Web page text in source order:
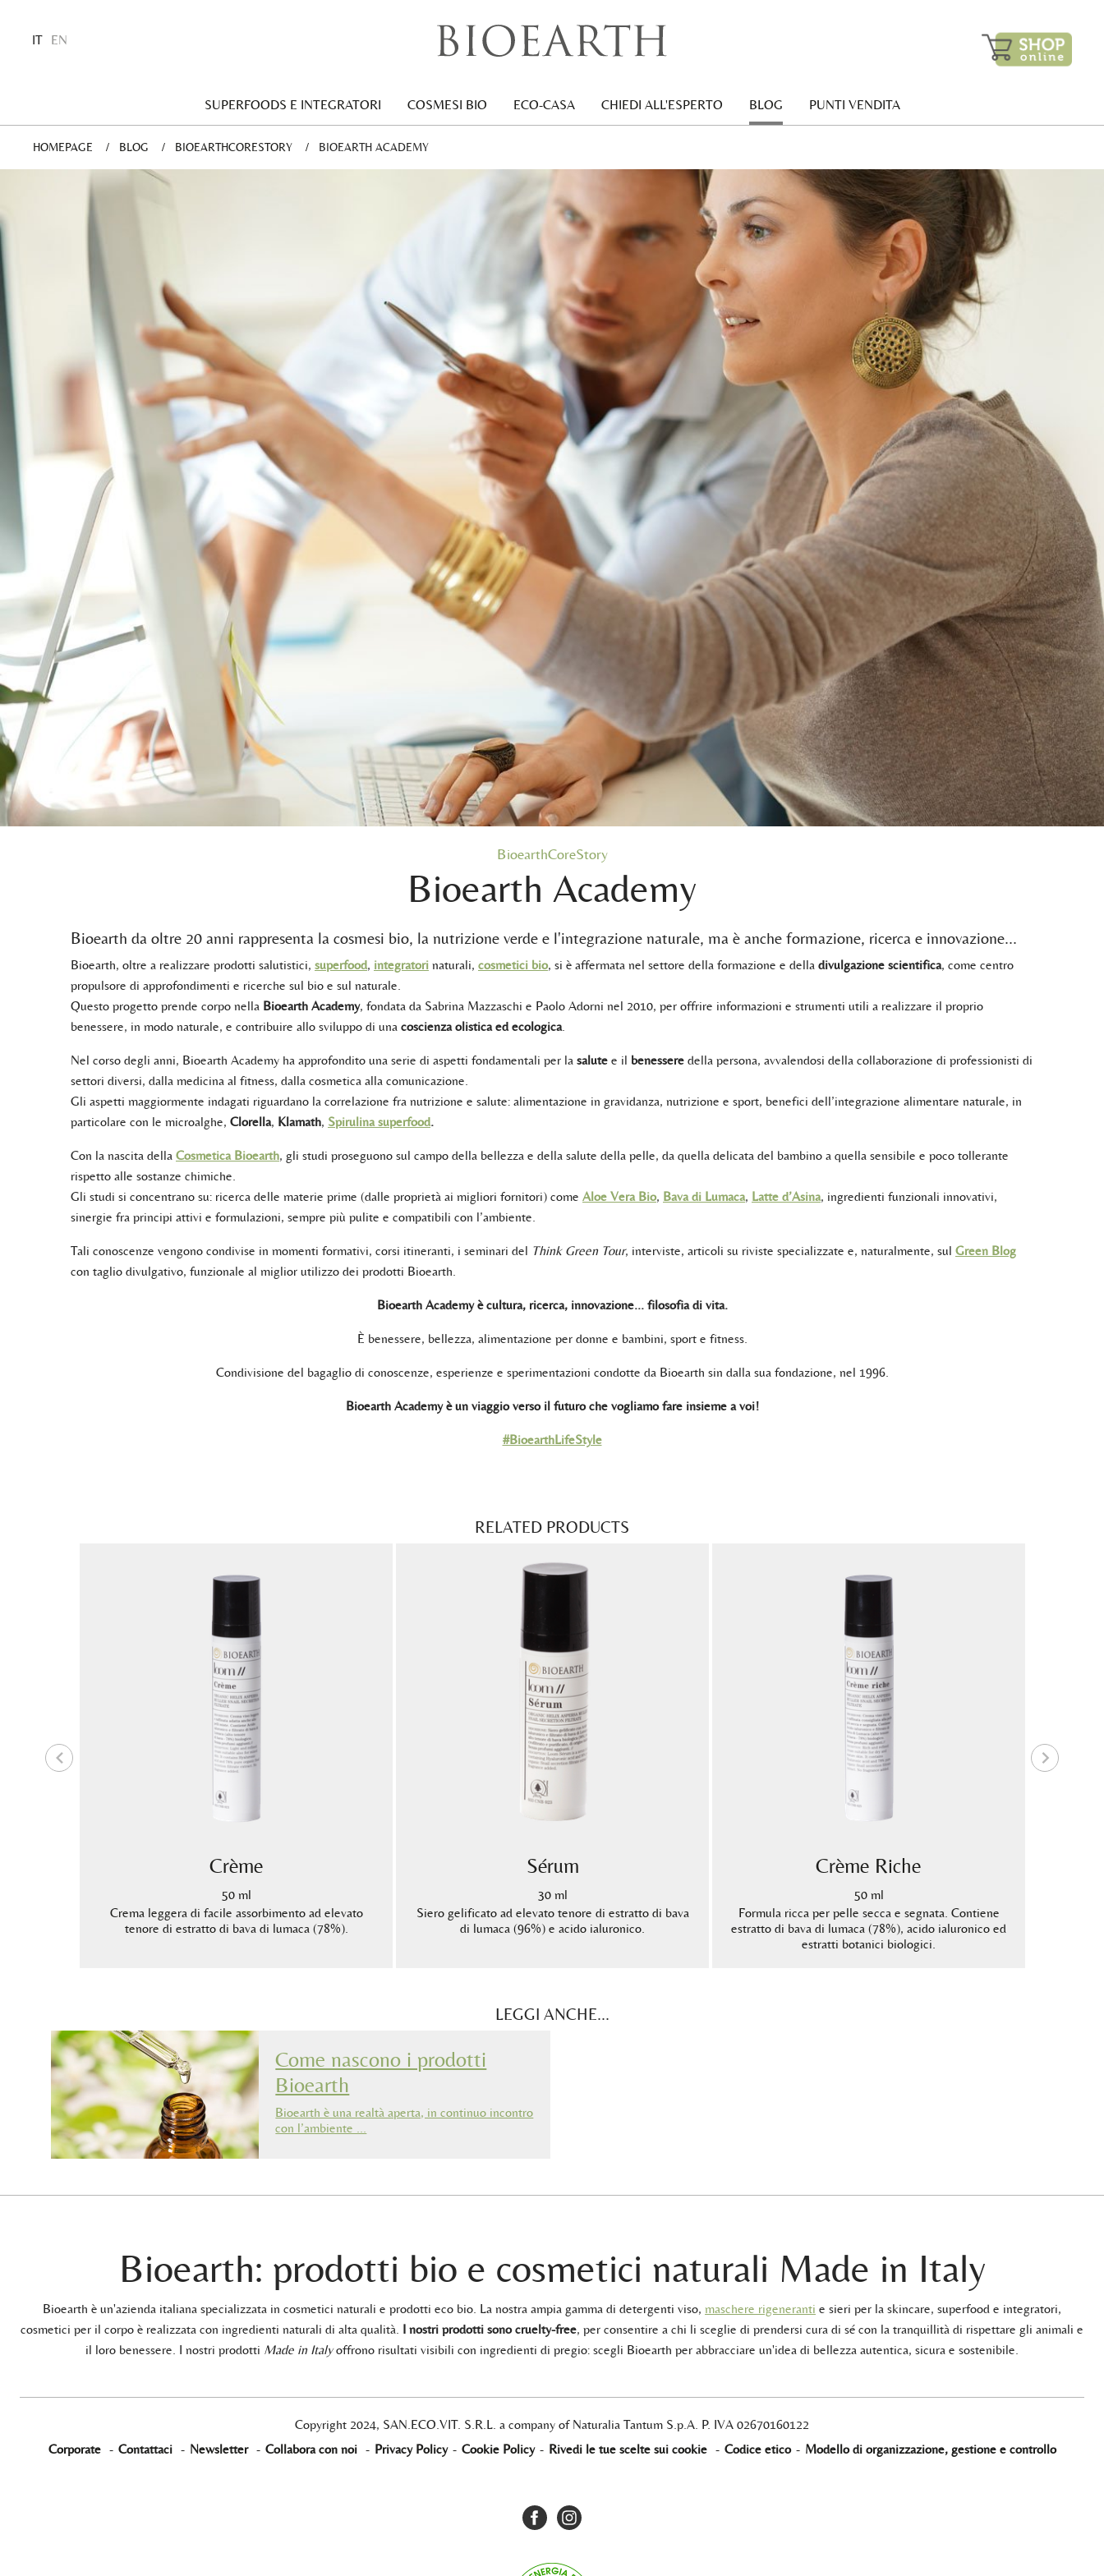
IT EN
SUPERFOODS E INTEGRATORI COSMESI BIO ECO-CASA CHIEDI ALL'ESPERTO BLOG PUNTI VENDITA
HOMEPAGE BLOG BIOEARTHCORESTORY CURRENT:
BIOEARTH ACADEMY
BioearthCoreStory
Bioearth Academy
Bioearth da oltre 20 anni rappresenta la cosmesi bio, la nutrizione verde e l'integrazione naturale, ma è anche formazione, ricerca e innovazione...
Bioearth, oltre a realizzare prodotti salutistici, superfood, integratori naturali, cosmetici bio, si è affermata nel settore della formazione e della divulgazione scientifica, come centro
propulsore di approfondimenti e ricerche sul bio e sul naturale.
Questo progetto prende corpo nella Bioearth Academy, fondata da Sabrina Mazzaschi e Paolo Adorni nel 2010, per offrire informazioni e strumenti utili a realizzare il proprio
benessere, in modo naturale, e contribuire allo sviluppo di una coscienza olistica ed ecologica.
Nel corso degli anni, Bioearth Academy ha approfondito una serie di aspetti fondamentali per la salute e il benessere della persona, avvalendosi della collaborazione di professionisti di
settori diversi, dalla medicina al fitness, dalla cosmetica alla comunicazione.
Gli aspetti maggiormente indagati riguardano la correlazione fra nutrizione e salute: alimentazione in gravidanza, nutrizione e sport, benefici dell’integrazione alimentare naturale, in
particolare con le microalghe, Clorella, Klamath, Spirulina superfood.
Con la nascita della Cosmetica Bioearth, gli studi proseguono sul campo della bellezza e della salute della pelle, da quella delicata del bambino a quella sensibile e poco tollerante
rispetto alle sostanze chimiche.
Gli studi si concentrano su: ricerca delle materie prime (dalle proprietà ai migliori fornitori) come Aloe Vera Bio, Bava di Lumaca, Latte d’Asina, ingredienti funzionali innovativi,
sinergie fra principi attivi e formulazioni, sempre più pulite e compatibili con l’ambiente.
Tali conoscenze vengono condivise in momenti formativi, corsi itineranti, i seminari del Think Green Tour, interviste, articoli su riviste specializzate e, naturalmente, sul Green Blog
con taglio divulgativo, funzionale al miglior utilizzo dei prodotti Bioearth.
Bioearth Academy è cultura, ricerca, innovazione… filosofia di vita.
È benessere, bellezza, alimentazione per donne e bambini, sport e fitness.
Condivisione del bagaglio di conoscenze, esperienze e sperimentazioni condotte da Bioearth sin dalla sua fondazione, nel 1996.
Bioearth Academy è un viaggio verso il futuro che vogliamo fare insieme a voi!
#BioearthLifeStyle
RELATED PRODUCTS
Crème
50 ml
Crema leggera di facile assorbimento ad elevato
tenore di estratto di bava di lumaca (78%).
Sérum
30 ml
Siero gelificato ad elevato tenore di estratto di bava
di lumaca (96%) e acido ialuronico.
Crème Riche
50 ml
Formula ricca per pelle secca e segnata. Contiene
estratto di bava di lumaca (78%), acido ialuronico ed
estratti botanici biologici.
LEGGI ANCHE...
Come nascono i prodotti
Bioearth
Bioearth è una realtà aperta, in continuo incontro
con l’ambiente …
Bioearth: prodotti bio e cosmetici naturali Made in Italy
Bioearth è un'azienda italiana specializzata in cosmetici naturali e prodotti eco bio. La nostra ampia gamma di detergenti viso, maschere rigeneranti e sieri per la skincare, superfood e integratori,
cosmetici per il corpo è realizzata con ingredienti naturali di alta qualità. I nostri prodotti sono cruelty-free, per consentire a chi li sceglie di prendersi cura di sé con la tranquillità di rispettare gli animali e
il loro benessere. I nostri prodotti Made in Italyoffrono risultati visibili con ingredienti di pregio: scegli Bioearth per abbracciare un'idea di bellezza autentica, sicura e sostenibile.
Copyright 2024, SAN.ECO.VIT. S.R.L. a company of Naturalia Tantum S.p.A. P. IVA 02670160122
Corporate - Contattaci - Newsletter - Collabora con noi - Privacy Policy - Cookie Policy - Rivedi le tue scelte sui cookie - Codice etico - Modello di organizzazione, gestione e controllo